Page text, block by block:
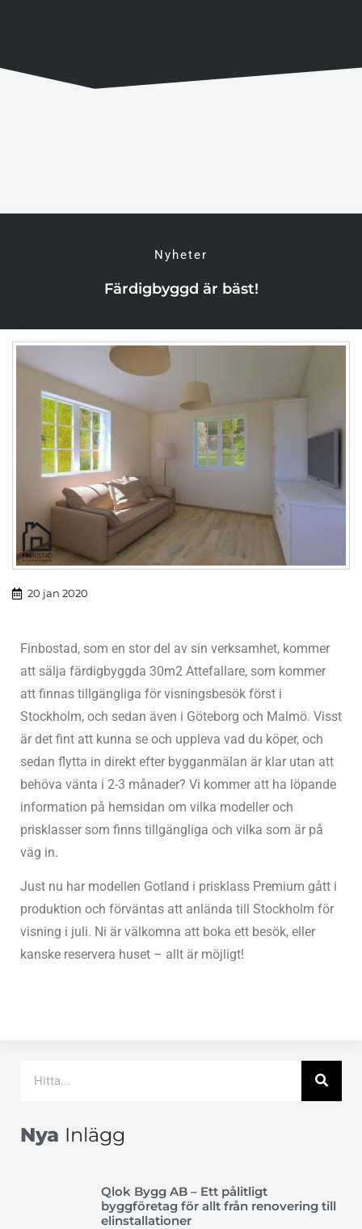
Nyheter
Färdigbyggd är bäst!
20 jan 2020
Finbostad, som en stor del av sin verksamhet, kommer
att sälja färdigbyggda 30m2 Attefallare, som kommer
att finnas tillgängliga för visningsbesök först i
Stockholm, och sedan även i Göteborg och Malmö. Visst
är det fint att kunna se och uppleva vad du köper, och
sedan flytta in direkt efter bygganmälan är klar utan att
behöva vänta i 2-3 månader? Vi kommer att ha löpande
information på hemsidan om vilka modeller och
prisklasser som finns tillgängliga och vilka som är på
väg in.
Just nu har modellen Gotland i prisklass Premium gått i
produktion och förväntas att anlända till Stockholm för
visning i juli. Ni är välkomna att boka ett besök, eller
kanske reservera huset – allt är möjligt!
Nya Inlägg
Qlok Bygg AB – Ett pålitligt
byggföretag för allt från renovering till
elinstallationer